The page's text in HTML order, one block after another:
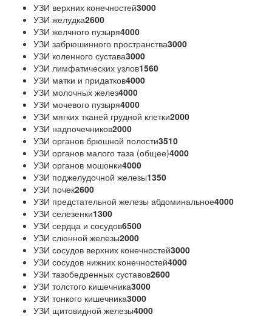
УЗИ верхних конечностей3000
УЗИ желудка2600
УЗИ желчного пузыря4000
УЗИ забрюшинного пространства3000
УЗИ коленного сустава3000
УЗИ лимфатических узлов1560
УЗИ матки и придатков4000
УЗИ молочных желез4000
УЗИ мочевого пузыря4000
УЗИ мягких тканей грудной клетки2000
УЗИ надпочечников2000
УЗИ органов брюшной полости3510
УЗИ органов малого таза (общее)4000
УЗИ органов мошонки4000
УЗИ поджелудочной железы1350
УЗИ почек2600
УЗИ предстательной железы абдоминальное4000
УЗИ селезенки1300
УЗИ сердца и сосудов6500
УЗИ слюнной железы2000
УЗИ сосудов верхних конечностей3000
УЗИ сосудов нижних конечностей4000
УЗИ тазобедренных суставов2600
УЗИ толстого кишечника3000
УЗИ тонкого кишечника3000
УЗИ щитовидной железы4000